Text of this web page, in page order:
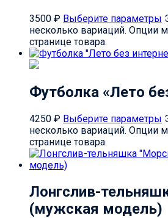
3500 ₽ Выберите параметры
несколько вариаций. Опции
странице товара.
Футболка «Лето
4250 ₽ Выберите параметры
несколько вариаций. Опции
странице товара.
Лонгслив-
(мужская модель)